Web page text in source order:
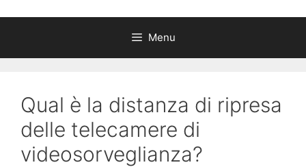
Menu
Qual è la distanza di ripresa
delle telecamere di
videosorveglianza?